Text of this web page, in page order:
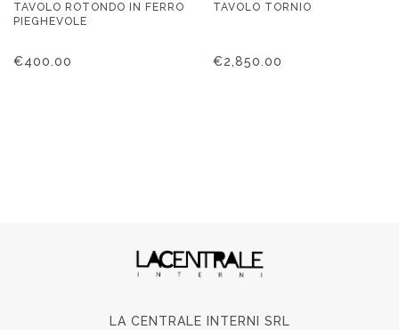
TAVOLO ROTONDO IN FERRO
PIEGHEVOLE
€400.00
TAVOLO TORNIO
€2,850.00
LA CENTRALE INTERNI SRL